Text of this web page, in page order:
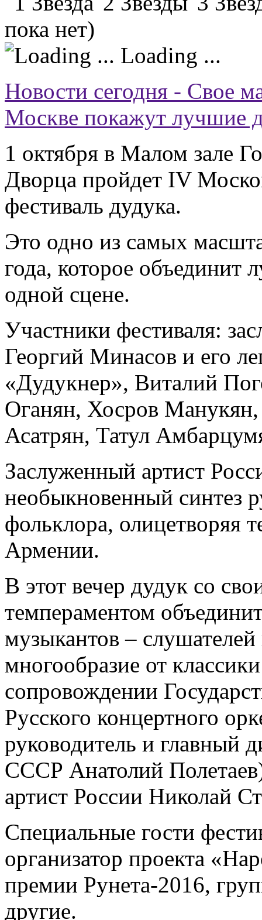
пока нет)
Loading ...
Новости сегодня - Свое
Москве покажут лучшие
1 октября в Малом зале
Дворца пройдет IV
фестиваль дудука.
Это одно из самых
года, которое объединит
одной сцене.
Участники фестиваля:
Георгий Минасов и его
«Дудукнер», Виталий
Оганян, Хосров
Асатрян, Татул
Заслуженный артист
необыкновенный синтез
фольклора, олицетворяя
Армении.
В этот вечер дудук со
темпераментом
музыкантов –
многообразие от
сопровождении
Русского концертного
руководитель и главный
СССР Анатолий
артист России Николай
Специальные гости
организатор проекта
премии Рунета-2016,
другие.